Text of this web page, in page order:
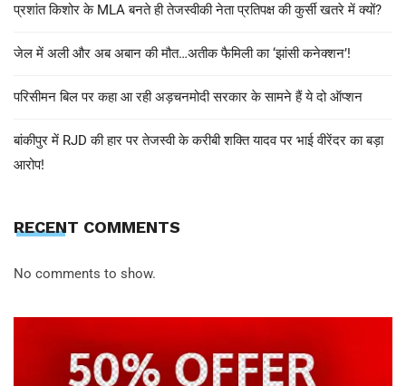
प्रशांत किशोर के MLA बनते ही तेजस्वीकी नेता प्रतिपक्ष की कुर्सी खतरे में क्यों?
जेल में अली और अब अबान की मौत…अतीक फैमिली का ‘झांसी कनेक्शन’!
परिसीमन बिल पर कहा आ रही अड़चनमोदी सरकार के सामने हैं ये दो ऑप्शन
बांकीपुर में RJD की हार पर तेजस्वी के करीबी शक्ति यादव पर भाई वीरेंदर का बड़ा
आरोप!
RECENT COMMENTS
No comments to show.